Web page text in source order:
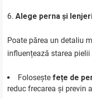
Alege perna și
Poate părea un detaliu
influențează starea pielii
Foloseștefețe de
reduc frecarea și previn